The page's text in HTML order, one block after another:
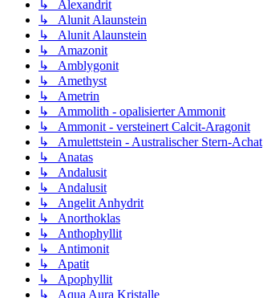
↳ Alexandrit
↳ Alunit Alaunstein
↳ Alunit Alaunstein
↳ Amazonit
↳ Amblygonit
↳ Amethyst
↳ Ametrin
↳ Ammolith - opalisierter Ammonit
↳ Ammonit - versteinert Calcit-Aragonit
↳ Amulettstein - Australischer Stern-Achat
↳ Anatas
↳ Andalusit
↳ Andalusit
↳ Angelit Anhydrit
↳ Anorthoklas
↳ Anthophyllit
↳ Antimonit
↳ Apatit
↳ Apophyllit
↳ Aqua Aura Kristalle